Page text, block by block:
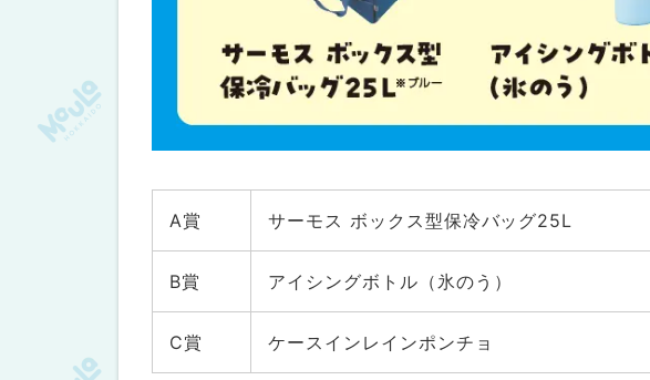
A賞 サーモス ボックス型保冷バッグ25L
B賞 アイシングボトル（氷のう）
C賞 ケースインレインポンチョ